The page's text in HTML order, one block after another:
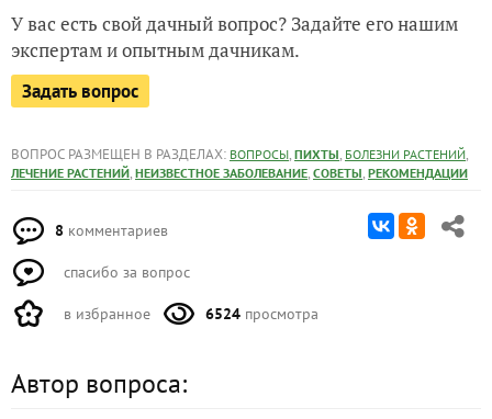
У вас есть свой дачный вопрос? Задайте его нашим
экспертам и опытным дачникам.
Задать вопрос
ВОПРОС РАЗМЕЩЕН В РАЗДЕЛАХ: ВОПРОСЫ, ПИХТЫ, БОЛЕЗНИ РАСТЕНИЙ,
ЛЕЧЕНИЕ РАСТЕНИЙ, НЕИЗВЕСТНОЕ ЗАБОЛЕВАНИЕ, СОВЕТЫ, РЕКОМЕНДАЦИИ
8 комментариев
спасибо за вопрос
в избранное 6524 просмотра
Автор вопроса: